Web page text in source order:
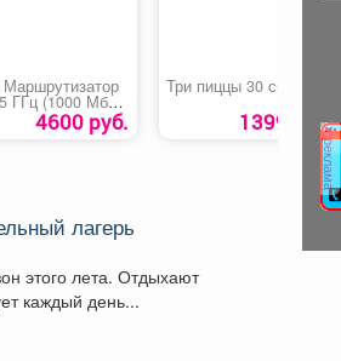
ГГц (1000 Мбит/
4600 руб.
Три пиццы 30 см
1399 руб.
лагерь
этого лета. Отдыхают
каждый день...
реклама